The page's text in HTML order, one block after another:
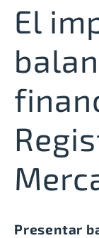
El
Presentar